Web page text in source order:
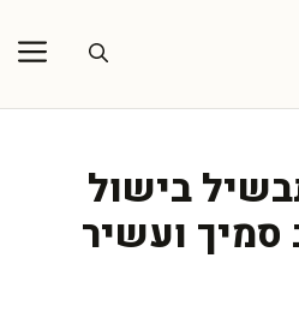
בישול
סמיך ועשיר